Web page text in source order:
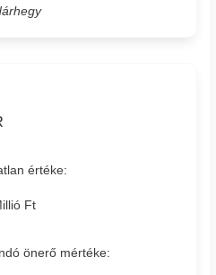
értéke:
Ft
önerő mértéke: